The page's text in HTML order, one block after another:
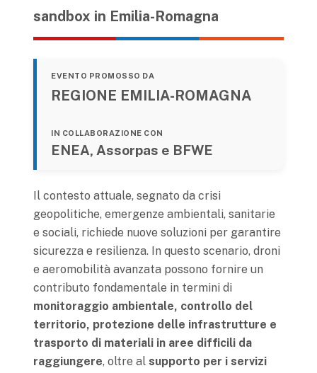
sandbox in Emilia-Romagna
EVENTO PROMOSSO DA
REGIONE EMILIA-ROMAGNA
IN COLLABORAZIONE CON
ENEA, Assorpas e BFWE
Il contesto attuale, segnato da crisi
geopolitiche, emergenze ambientali, sanitarie
e sociali, richiede nuove soluzioni per garantire
sicurezza e resilienza. In questo scenario, droni
e aeromobilità avanzata possono fornire un
contributo fondamentale in termini di
monitoraggio ambientale, controllo del
territorio, protezione delle infrastrutture e
trasporto di materiali in aree difficili da
raggiungere, oltre al supporto per i servizi